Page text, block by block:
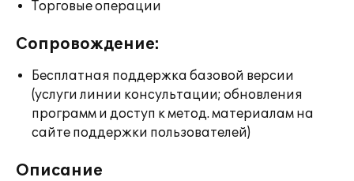
Торговые операции
Сопровождение:
Бесплатная поддержка базовой версии
(услуги линии консультации; обновления
программ и доступ к метод. материалам на
сайте поддержки пользователей)
Описание